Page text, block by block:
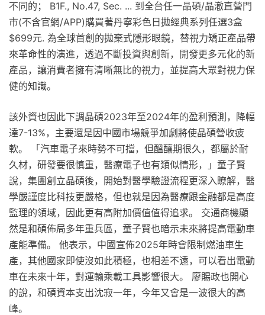
不同的； B1F., No.47, Sec. ... 到全台任一晶碩/晶澈直營門
市(不含官網/APP)購買著丹寧彩色日拋經典系列任選3盒
$699元. 為全球首創的拋棄式隱形眼鏡，替視力矯正產品帶
來革命性的演進，透過不斷投資與創新，開發更多元化的新
產品，讓消費者擁有清晰無比的視力，並提高大眾對視力保
健的知識。
該外資也因此下調晶碩2023年至2024年的盈利預測，降幅
達7-13%，主要還是因中國市場競爭加劇將使晶碩營收疲
軟。 「汽車電子來時勢不可擋，但醞釀期很久，都屬於耐
久材，研發要很慎重，醫療電子也有類似情形，」童子賢
說，集團創立晶碩後，開始對醫學驗證流程更深入瞭解，醫
學嚴謹度比科技更嚴格，但也就是因為醫療跟金融都是高度
監理的領域，因此更有高附加價值值得追求。 交通商機顯
然是和碩佈局多年重兵區，童子賢也暗示未來將提高電動車
產能準備。 他表示，中國宣佈2025年時會限制燃油車生
產，其他國家即使沒如此積極，也相差不遠，可以看出電動
車在未來十年，對運輸乘載工具影響很大。 廖賜政也開心
的說，和碩資本支出沈寂一年，今年又會是一波很大的高
峰。